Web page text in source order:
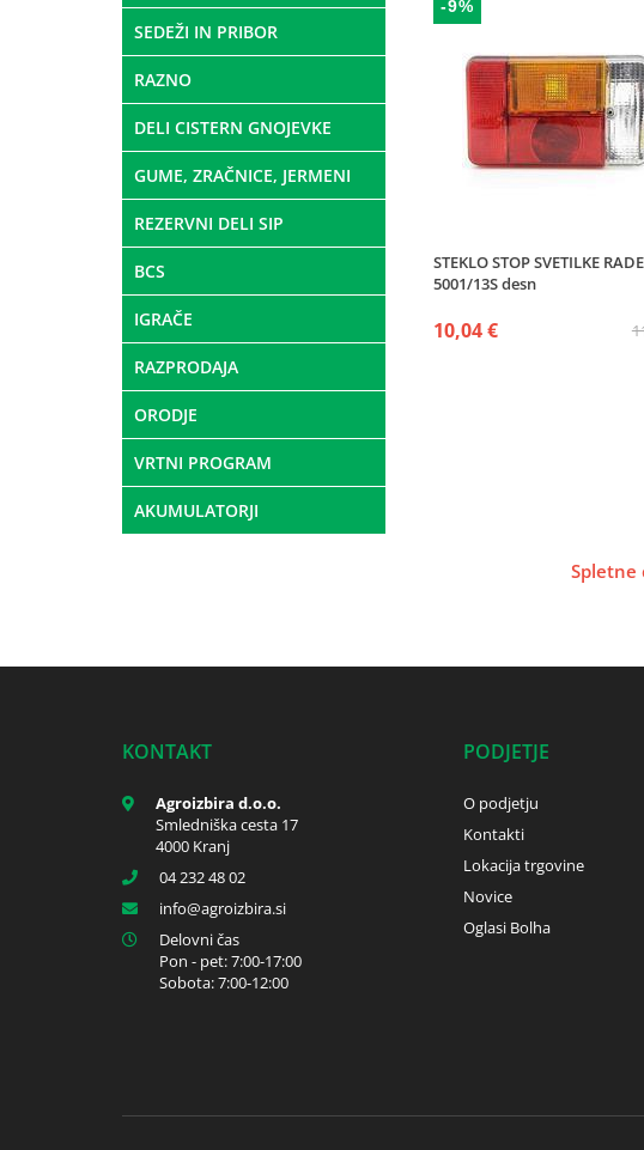
SEDEŽI IN PRIBOR
RAZNO
DELI CISTERN GNOJEVKE
GUME, ZRAČNICE, JERMENI
REZERVNI DELI SIP
BCS
IGRAČE
RAZPRODAJA
ORODJE
VRTNI PROGRAM
AKUMULATORJI
-9%
STEKLO STOP SVETILKE
5001/13S desn
10,04 €
Spletne
KONTAKT
Agroizbira d.o.o.
Smledniška cesta 17
4000 Kranj
04 232 48 02
info
agroizbira.si
Delovni čas
Pon - pet: 7:00-17:00
Sobota: 7:00-12:00
PODJETJE
O podjetju
Kontakti
Lokacija trgovine
Novice
Oglasi Bolha